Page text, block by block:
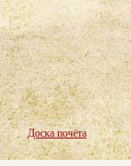
Доска почёта